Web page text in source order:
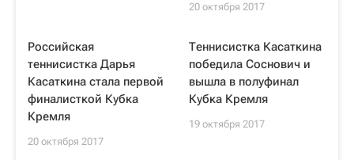
20 октября 2017
Российская
теннисистка Дарья
Касаткина стала первой
финалисткой Кубка
Кремля
20 октября 2017
Теннисистка Касаткина
победила Соснович и
вышла в полуфинал
Кубка Кремля
19 октября 2017